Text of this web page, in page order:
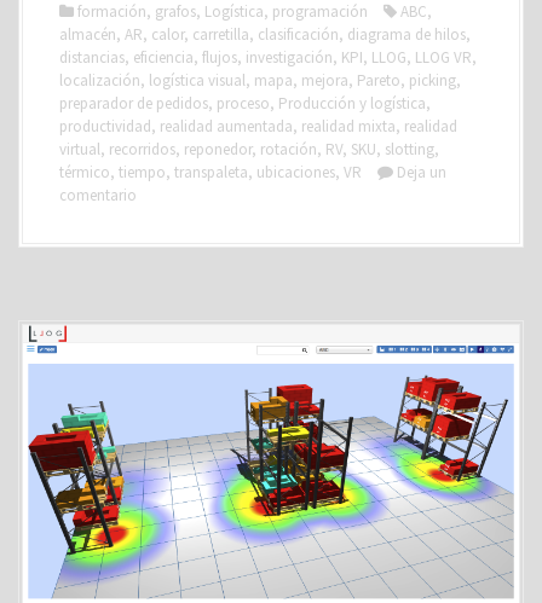
formación, grafos, Logística, programación ABC,
almacén, AR, calor, carretilla, clasificación, diagrama de hilos,
distancias, eficiencia, flujos, investigación, KPI, LLOG, LLOG VR,
localización, logística visual, mapa, mejora, Pareto, picking,
preparador de pedidos, proceso, Producción y logística,
productividad, realidad aumentada, realidad mixta, realidad
virtual, recorridos, reponedor, rotación, RV, SKU, slotting,
térmico, tiempo, transpaleta, ubicaciones, VR
Deja un
comentario